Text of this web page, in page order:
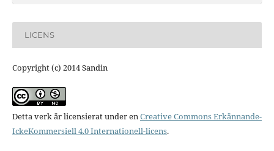
LICENS
Copyright (c) 2014 Sandin
Detta verk är licensierat under enCreative Commons Erkännande-
IckeKommersiell 4.0 Internationell-licens.